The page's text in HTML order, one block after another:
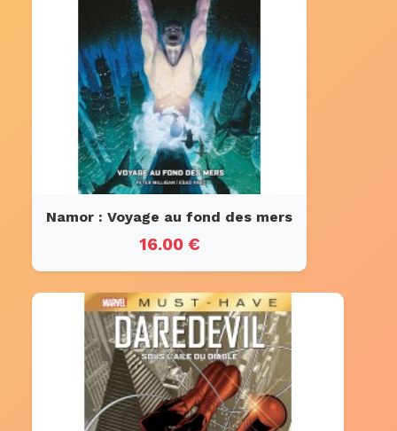
Namor : Voyage au fond des mers
16.00 €